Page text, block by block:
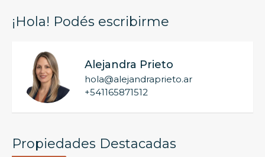
¡Hola! Podés escribirme
Alejandra Prieto
hola@alejandraprieto.ar
+541165871512
Propiedades Destacadas